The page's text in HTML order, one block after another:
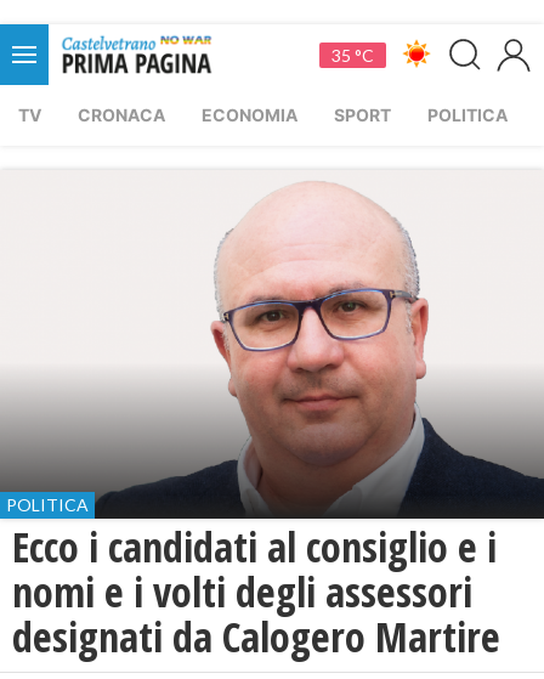
35 °C
TV CRONACA ECONOMIA SPORT POLITICA
POLITICA
Ecco i candidati al consiglio e i
nomi e i volti degli assessori
designati da Calogero Martire